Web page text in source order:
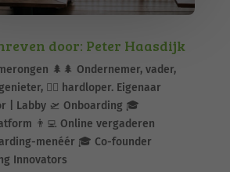
door: Peter Haasdijk
🌲🌲 Ondernemer, vader,
🏃‍♂️ hardloper. Eigenaar
| Labby 🛫 Onboarding 🎓
👨‍💻 Online vergaderen
menéér 🎓 Co-founder
Innovators